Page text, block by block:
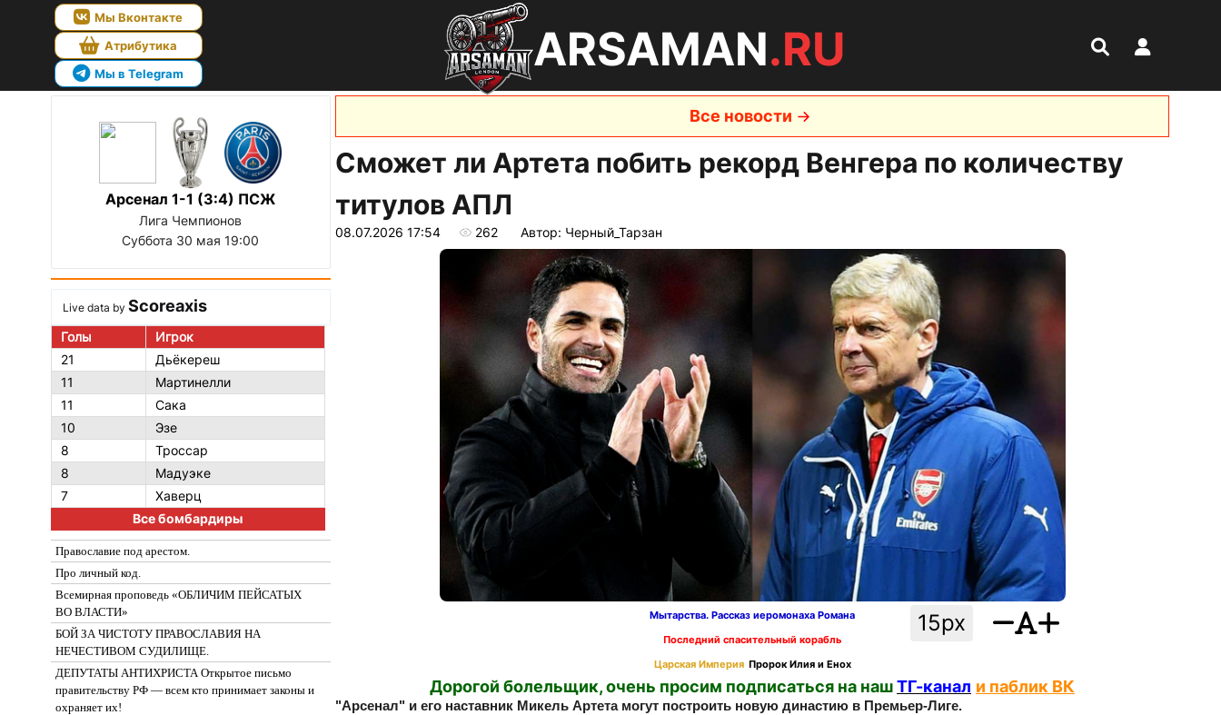
Мы Вконтакте
Атрибутика
Мы в Telegram
ARSAMAN.RU
Арсенал 1-1 (3:4) ПСЖ
Лига Чемпионов
Суббота 30 мая 19:00
Live data by Scoreaxis
Голы
Игрок
21
Дьёкереш
11
Мартинелли
11
Сака
10
Эзе
8
Троссар
8
Мадуэке
7
Хаверц
Все бомбардиры
Православие под арестом.
Про личный код.
Всемирная проповедь «ОБЛИЧИМ ПЕЙСАТЫХ
ВО ВЛАСТИ»
БОЙ ЗА ЧИСТОТУ ПРАВОСЛАВИЯ НА
НЕЧЕСТИВОМ СУДИЛИЩЕ.
ДЕПУТАТЫ АНТИХРИСТА Открытое письмо
правительству РФ — всем кто принимает законы и
охраняет их!
Все новости
Сможет ли Артета побить рекорд Венгера по количеству
титулов АПЛ
08.07.2026 17:54 262 Автор: Черный_Тарзан
15px
Мытарства. Рассказ иеромонаха Романа
Последний спасительный корабль
Царская Империя Пророк Илия и Енох
Дорогой болельщик, очень просим подписаться на нашТГ-канал и паблик ВК
"Арсенал" и его наставник Микель Артета могут построить новую династию в Премьер-Лиге.